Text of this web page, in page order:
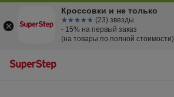
Кроссовки и не только
☆☆☆☆☆
★★★★★ (23) звезды
- 15% на первый заказ
(на товары по полной стоимости)